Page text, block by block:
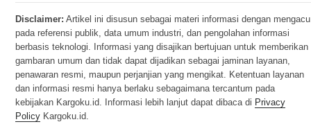
Disclaimer: Artikel ini disusun sebagai materi informasi dengan mengacu
pada referensi publik, data umum industri, dan pengolahan informasi
berbasis teknologi. Informasi yang disajikan bertujuan untuk memberikan
gambaran umum dan tidak dapat dijadikan sebagai jaminan layanan,
penawaran resmi, maupun perjanjian yang mengikat. Ketentuan layanan
dan informasi resmi hanya berlaku sebagaimana tercantum pada
kebijakan Kargoku.id. Informasi lebih lanjut dapat dibaca di Privacy
PolicyKargoku.id.